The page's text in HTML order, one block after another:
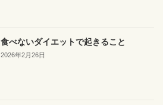
食べないダイエットで起きること
2026年2月26日